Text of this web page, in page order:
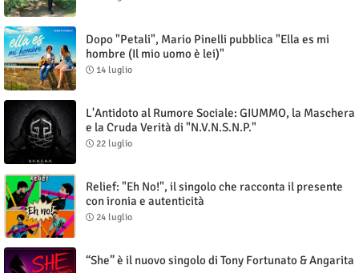
Dopo "Petali", Mario Pinelli pubblica "Ella es mi
hombre (Il mio uomo è lei)"
14 luglio
L'Antidoto al Rumore Sociale: GIUMMO, la Maschera
e la Cruda Verità di "N.V.N.S.N.P."
22 luglio
Relief: "Eh No!", il singolo che racconta il presente
con ironia e autenticità
24 luglio
“She” è il nuovo singolo di Tony Fortunato & Angarita